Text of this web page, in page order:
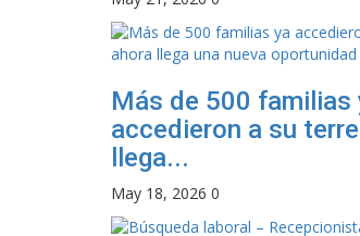
Más de 500 familias
accedieron a su
llega...
May 18, 2026 0